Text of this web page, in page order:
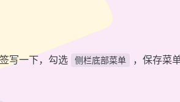
写一下，勾选 侧栏底部菜单 ，保存菜